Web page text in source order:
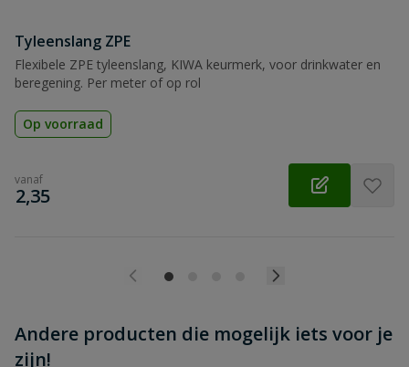
Beoordeling versturen
Tyleenslang ZPE
Flexibele ZPE tyleenslang, KIWA keurmerk, voor drinkwater en
beregening. Per meter of op rol
Op voorraad
vanaf
€
2,35
Andere producten die mogelijk iets voor je
zijn!